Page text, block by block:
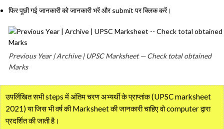
फिर पूछी गई जानकारी को जानकारी भरें और submit पर क्लिक करें।
Previous Year | Archive | UPSC Marksheet — Check total obtained
Marks
उपर्लिखित सभी steps में अंतिम चरण अभ्यर्थी के प्राप्तांक (UPSC marksheet
2021) या जिस भी वर्ष की Marksheet की जानकारी चाहिए वो computer द्वारा
प्रदर्शित की जाती है।